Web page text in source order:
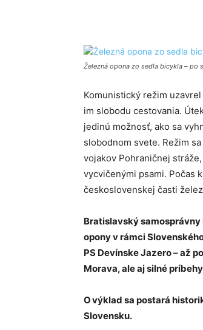
Železná opona zo sedla bicykla – po
Komunistický režim
im slobodu cestovania.
jedinú možnosť, ako sa
slobodnom svete. Režim
vojakov Pohraničnej
vycvičenými psami. Počas
československej časti
Bratislavský
opony v rámci
PS Devínske Jazero – až
Morava, ale aj silné
O výklad sa postará
Slovensku.